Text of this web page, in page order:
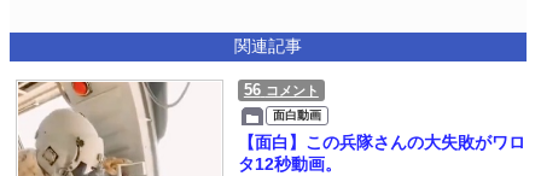
関連記事
56 コメント
面白動画
【面白】この兵隊さんの大失敗がワロ
タ12秒動画。